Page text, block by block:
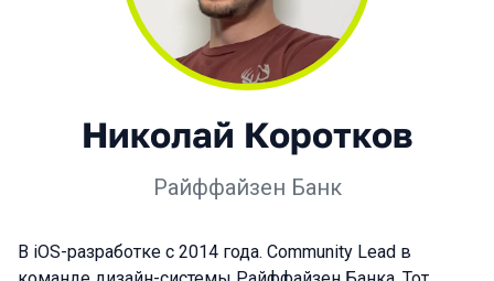
Николай Коротков
Райффайзен Банк
В iOS-разработке с 2014 года. Community Lead в